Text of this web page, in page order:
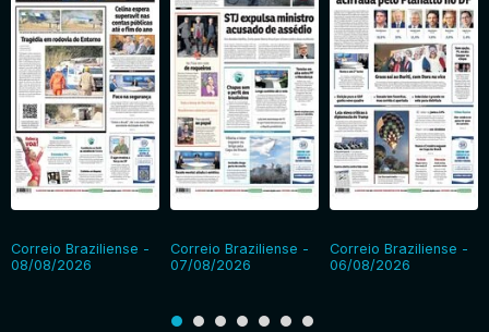
Correio Braziliense -
08/08/2026
Correio Braziliense -
07/08/2026
Correio Braziliense -
06/08/2026